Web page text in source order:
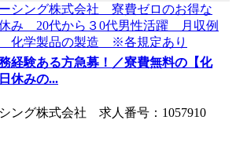
経験ある方急募！／寮費無料の【化
休みの...
ング株式会社 求人番号：1057910